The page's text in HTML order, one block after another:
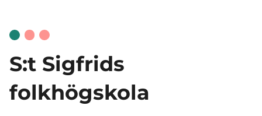
S:t Sigfrids
folkhögskola